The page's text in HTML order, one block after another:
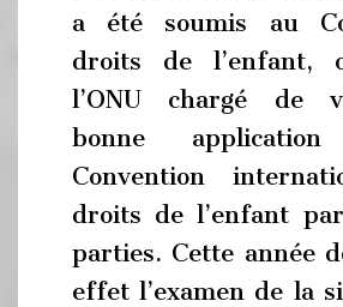
a été soumis au
droits de l’enfant,
l’ONU chargé de
bonne
Convention
droits de l’enfant
parties. Cette année
effet l’examen de la